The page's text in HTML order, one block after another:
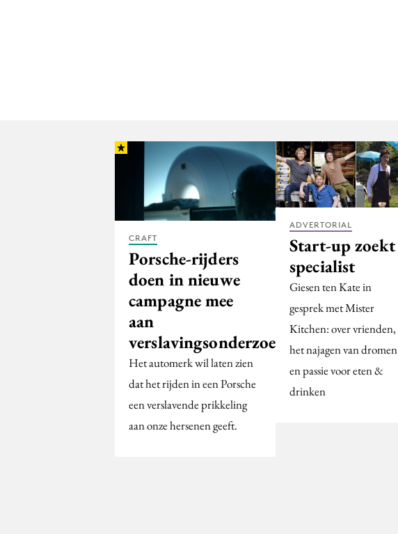
CRAFT
Porsche-rijders
doen in nieuwe
campagne mee
aan
verslavingsonderzoek
Het automerk wil laten zien
dat het rijden in een Porsche
een verslavende prikkeling
aan onze hersenen geeft.
ADVERTORIAL
Start-up zoekt
specialist
Giesen ten Kate in
gesprek met Mister
Kitchen: over vrienden,
het najagen van dromen
en passie voor eten &
drinken